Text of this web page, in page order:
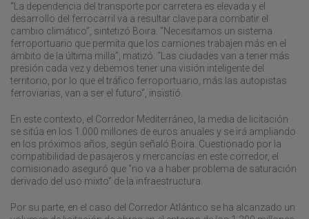
“La dependencia del transporte por carretera es elevada y el
desarrollo del ferrocarril va a resultar clave para combatir el
cambio climático”, sintetizó Boira. “Necesitamos un sistema
ferroportuario que permita que los camiones trabajen más en el
ámbito de la última milla”, matizó. “Las ciudades van a tener más
presión cada vez y debemos tener una visión inteligente del
territorio, por lo que el tráfico ferroportuario, más las autopistas
ferroviarias, van a ser el futuro”, insistió.
En este contexto, el Corredor Mediterráneo, la media de licitación
se sitúa en los 1.000 millones de euros anuales y se irá ampliando
en los próximos años, según señaló Boira. Cuestionado por la
compatibilidad de pasajeros y mercancías en este corredor, el
comisionado aseguró que “no va a haber problema de saturación
derivado del uso mixto” de la infraestructura.
Por su parte, en el caso del Corredor Atlántico se ha alcanzado un